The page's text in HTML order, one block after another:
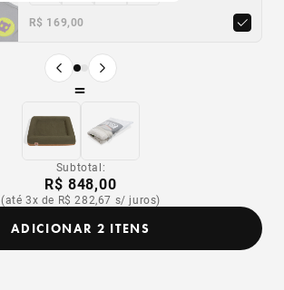
R$ 169,00
R$ 149,00
Produto anterior
Próximo produto
=
Subtotal:
R$ 848,00
(até 3x de R$ 282,67 s/ juros)
ADICIONAR 2 ITENS